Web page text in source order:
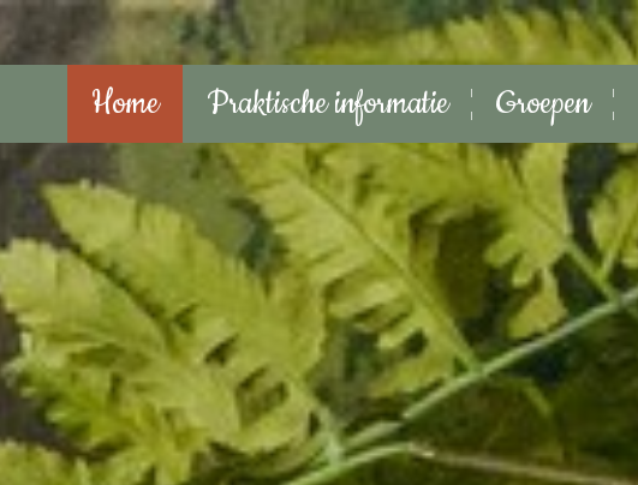
Home Praktische informatie Groepen